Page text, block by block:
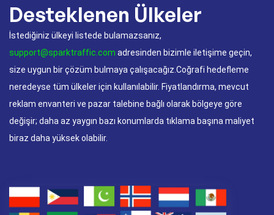
Desteklenen Ülkeler
İstediğiniz ülkeyi listede bulamazsanız,
support@sparktraffic.com adresinden bizimle iletişime geçin,
size uygun bir çözüm bulmaya çalışacağız.Coğrafi hedefleme
neredeyse tüm ülkeler için kullanılabilir. Fiyatlandırma, mevcut
reklam envanteri ve pazar talebine bağlı olarak bölgeye göre
değişir; daha az yaygın bazı konumlarda tıklama başına maliyet
biraz daha yüksek olabilir.